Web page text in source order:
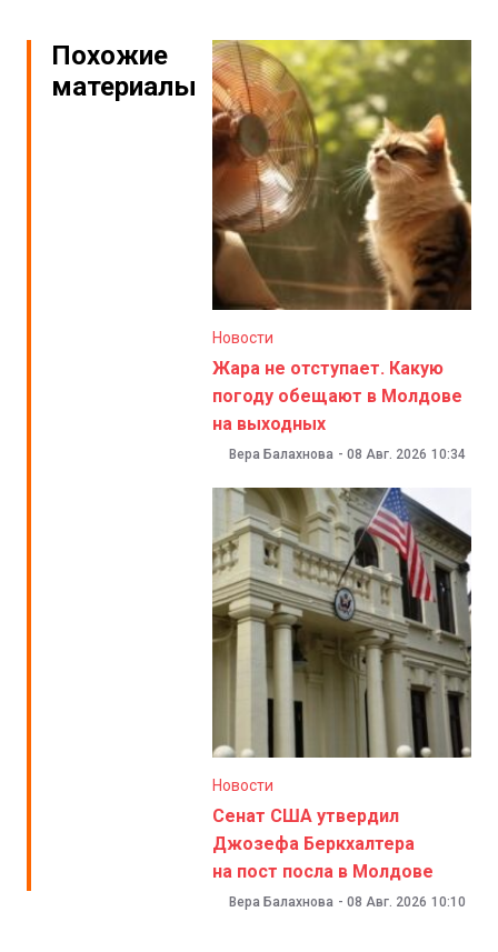
Похожие
материалы
Новости
Жара не отступает. Какую
погоду обещают в Молдове
на выходных
Вера Балахнова - 08 Авг. 2026 10:34
Новости
Сенат США утвердил
Джозефа Беркхалтера
на пост посла в Молдове
Вера Балахнова - 08 Авг. 2026 10:10